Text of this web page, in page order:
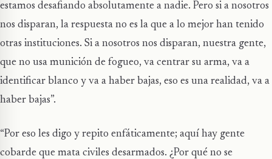
estamos desafiando absolutamente a nadie. Pero si a nosotros
nos disparan, la respuesta no es la que a lo mejor han tenido
otras instituciones. Si a nosotros nos disparan, nuestra gente,
que no usa munición de fogueo, va centrar su arma, va a
identificar blanco y va a haber bajas, eso es una realidad, va a
haber bajas”.
“Por eso les digo y repito enfáticamente; aquí hay gente
cobarde que mata civiles desarmados. ¿Por qué no se